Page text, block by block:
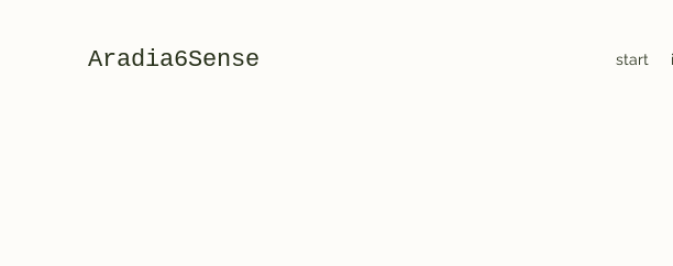
Aradia6Sense start